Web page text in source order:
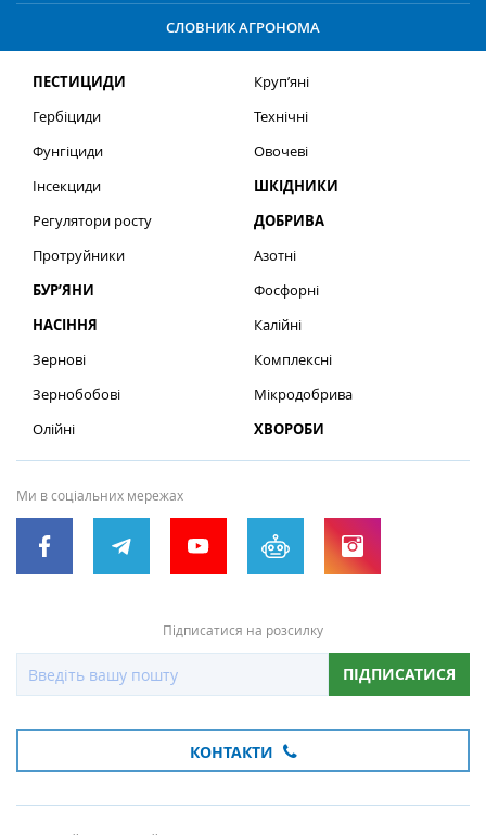
СЛОВНИК АГРОНОМА
ПЕСТИЦИДИ
Гербіциди
Фунгіциди
Інсекциди
Регулятори росту
Протруйники
БУР’ЯНИ
НАСІННЯ
Зернові
Зернобобові
Олійні
Круп’яні
Технічні
Овочеві
ШКІДНИКИ
ДОБРИВА
Азотні
Фосфорні
Калійні
Комплексні
Мікродобрива
ХВОРОБИ
Ми в соціальних мережах
Підписатися на розсилку
ПІДПИСАТИСЯ
КОНТАКТИ